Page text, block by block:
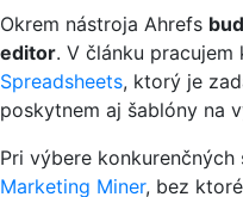
Okrem nástroja Ahrefs
editor. V článku pracujem
Spreadsheets, ktorý je
poskytnem aj šablóny na
Pri výbere
Marketing Miner, bez